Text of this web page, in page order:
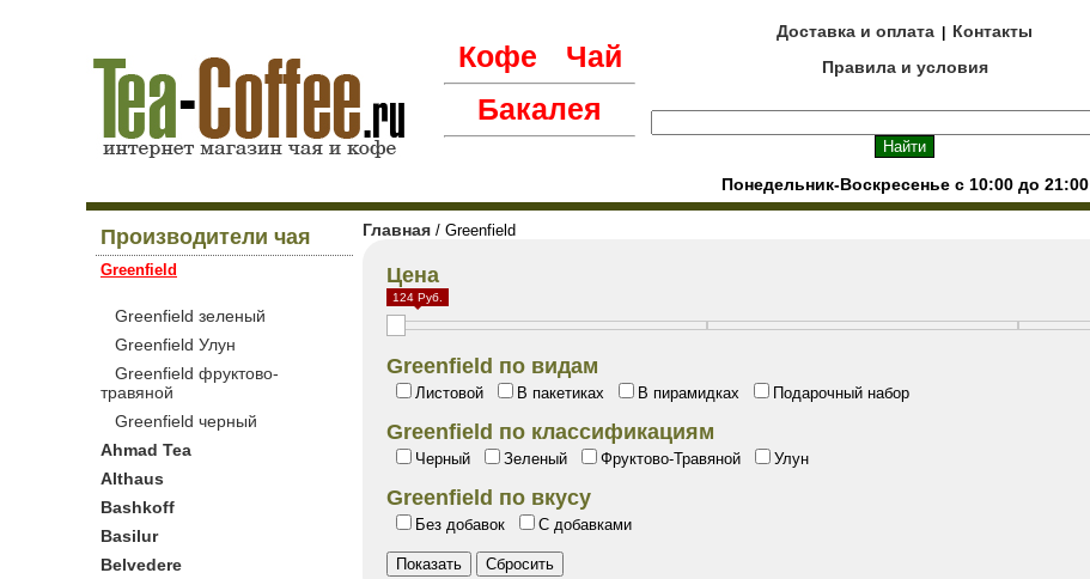
Кофе
Чай
Бакалея
Доставка и оплата
Контакты
Правила и условия
Понедельник-Воскресенье с 10:00 до 21:00
Производители чая
Greenfield
Greenfield зеленый
Greenfield Улун
Greenfield фруктово-
травяной
Greenfield черный
Ahmad Tea
Althaus
Bashkoff
Basilur
Belvedere
Главная / Greenfield
Цена
124 Руб.
Greenfield по видам
Листовой В пакетиках В пирамидках Подарочный набор
Greenfield по классификациям
Черный Зеленый Фруктово-Травяной Улун
Greenfield по вкусу
Без добавок С добавками